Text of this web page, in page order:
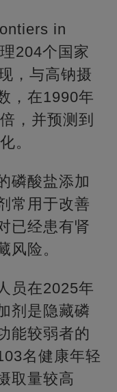
in
204个国家
，与高钠摄
，在1990年
，并预测到
。
磷酸盐添加
常用于改善
已经患有肾
风险。
员在2025年
剂是隐藏磷
能较弱者的
名健康年轻
取量较高